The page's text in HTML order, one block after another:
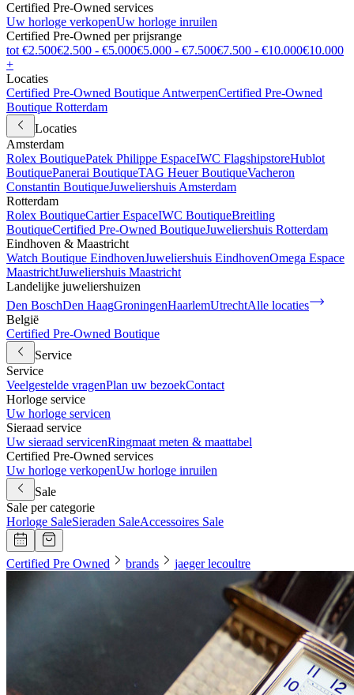
Certified Pre-Owned services
Uw horloge verkopenUw horloge inruilen
Certified Pre-Owned per prijsrange
tot €2.500€2.500 - €5.000€5.000 - €7.500€7.500 - €10.000€10.000
+
Locaties
Certified Pre-Owned Boutique AntwerpenCertified Pre-Owned
Boutique Rotterdam
Locaties
Amsterdam
Rolex BoutiquePatek Philippe EspaceIWC FlagshipstoreHublot
BoutiquePanerai BoutiqueTAG Heuer BoutiqueVacheron
Constantin BoutiqueJuweliershuis Amsterdam
Rotterdam
Rolex BoutiqueCartier EspaceIWC BoutiqueBreitling
BoutiqueCertified Pre-Owned BoutiqueJuweliershuis Rotterdam
Eindhoven & Maastricht
Watch Boutique EindhovenJuweliershuis EindhovenOmega Espace
MaastrichtJuweliershuis Maastricht
Landelijke juweliershuizen
Den BoschDen HaagGroningenHaarlemUtrechtAlle locaties
België
Certified Pre-Owned Boutique
Service
Service
Veelgestelde vragenPlan uw bezoekContact
Horloge service
Uw horloge servicen
Sieraad service
Uw sieraad servicenRingmaat meten & maattabel
Certified Pre-Owned services
Uw horloge verkopenUw horloge inruilen
Sale
Sale per categorie
Horloge SaleSieraden SaleAccessoires Sale
Certified Pre Owned brands jaeger lecoultre